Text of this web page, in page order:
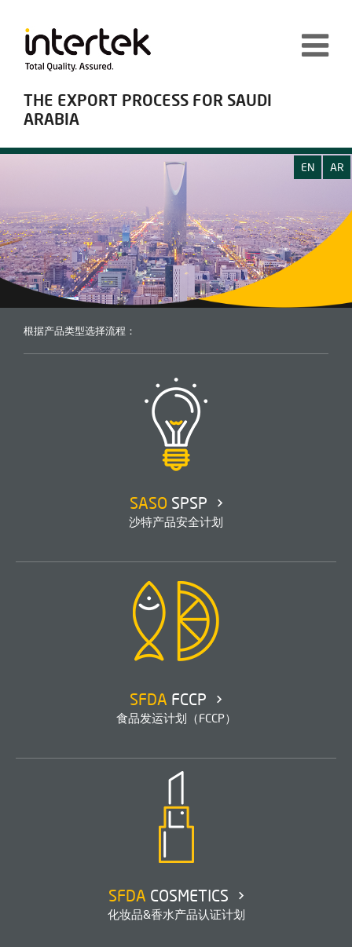
THE EXPORT PROCESS FOR SAUDI
ARABIA
EN AR
根据产品类型选择流程：
SASO SPSP
沙特产品安全计划
SFDA FCCP
食品发运计划（FCCP）
SFDA COSMETICS
化妆品&香水产品认证计划